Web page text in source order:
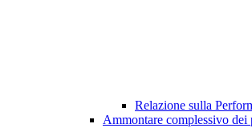
Relazione sulla
Ammontare complessivo dei